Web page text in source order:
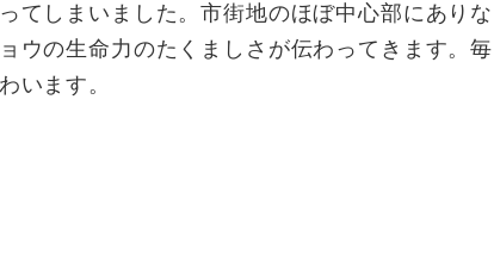
てしまいました。市街地のほぼ中心部にありな
ウの生命力のたくましさが伝わってきます。毎
います。